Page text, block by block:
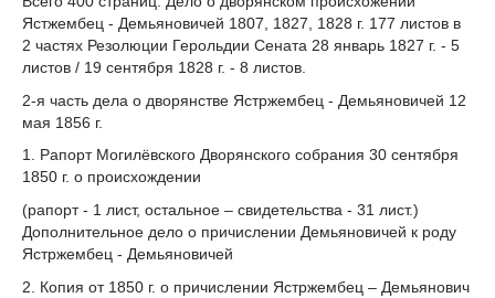
Ястжембец - Демьяновичей 1807, 1827, 1828 г. 177 листов в
2 частях Резолюции Герольдии Cената 28 январь 1827 г. - 5
листов / 19 сентября 1828 г. - 8 листов.
2-я часть дела о дворянстве Ястржембец - Демьяновичей 12
мая 1856 г.
1. Рапорт Могилёвского Дворянского собрания 30 сентября
1850 г. о происхождении
(рапорт - 1 лист, остальное – свидетельства - 31 лист.)
Дополнительное дело о причислении Демьяновичей к роду
Ястржембец - Демьяновичей
2. Копия от 1850 г. о причислении Ястржембец – Демьянович